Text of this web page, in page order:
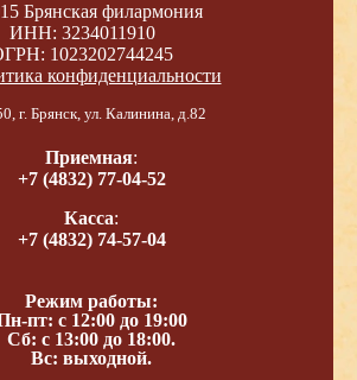
Брянская филармония
ИНН: 3234011910
1023202744245
конфиденциальности
г. Брянск, ул. Калинина, д.82
Приемная:
+7 (4832) 77-04-52
Касса:
+7 (4832) 74-57-04
Режим работы:
пт: с 12:00 до 19:00
Сб: с 13:00 до 18:00.
Вс: выходной.